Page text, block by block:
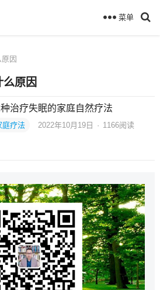
菜单
因
原因
治疗失眠的家庭自然疗法
庭疗法 2022年10月19日 · 1166阅读